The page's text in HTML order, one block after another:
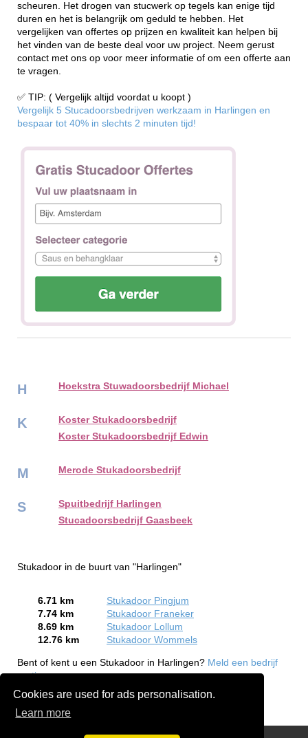
Cookies are used for ads personalisation.
Learn more
scheuren. Het drogen van stucwerk op tegels kan enige tijd
duren en het is belangrijk om geduld te hebben. Het
vergelijken van offertes op prijzen en kwaliteit kan helpen bij
het vinden van de beste deal voor uw project. Neem gerust
contact met ons op voor meer informatie of om een offerte aan
te vragen.
✅ TIP: ( Vergelijk altijd voordat u koopt )
Vergelijk 5 Stucadoorsbedrijven werkzaam in Harlingen en
bespaar tot 40% in slechts 2 minuten tijd!
H Hoekstra Stuwadoorsbedrijf Michael
K
Koster Stukadoorsbedrijf
Koster Stukadoorsbedrijf Edwin
M Merode Stukadoorsbedrijf
S
Spuitbedrijf Harlingen
Stucadoorsbedrijf Gaasbeek
Stukadoor in de buurt van "Harlingen"
6.71 km
Stukadoor Pingjum
7.74 km
Stukadoor Franeker
8.69 km
Stukadoor Lollum
12.76 km
Stukadoor Wommels
Bent of kent u een Stukadoor in Harlingen? Meld een bedrijf
gratis aan